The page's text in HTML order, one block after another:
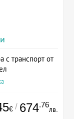
с транспорт от
€ / 674.76
лв.